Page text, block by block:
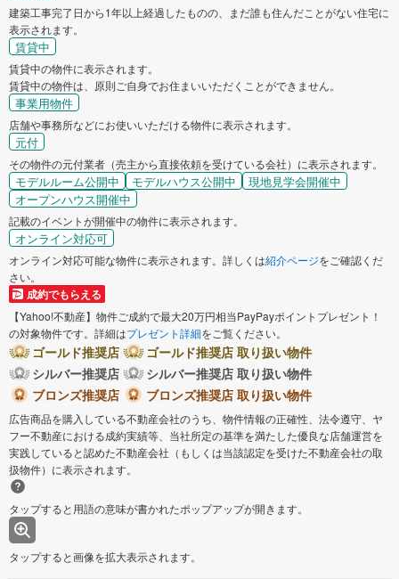
建築工事完了日から1年以上経過したものの、まだ誰も住んだことがない住宅に
表示されます。
賃貸中
賃貸中の物件に表示されます。
賃貸中の物件は、原則ご自身でお住まいいただくことができません。
事業用物件
店舗や事務所などにお使いいただける物件に表示されます。
元付
その物件の元付業者（売主から直接依頼を受けている会社）に表示されます。
モデルルーム公開中 モデルハウス公開中
現地見学会開催中
オープンハウス開催中
記載のイベントが開催中の物件に表示されます。
オンライン対応可
オンライン対応可能な物件に表示されます。詳しくは紹介ページをご確認くだ
さい。
成約でもらえる
【Yahoo!不動産】物件ご成約で最大20万円相当PayPayポイントプレゼント！
の対象物件です。詳細はプレゼント詳細をご覧ください。
ゴールド推奨店
ゴールド推奨店 取り扱い物件
シルバー推奨店
シルバー推奨店 取り扱い物件
ブロンズ推奨店
ブロンズ推奨店 取り扱い物件
広告商品を購入している不動産会社のうち、物件情報の正確性、法令遵守、ヤ
フー不動産における成約実績等、当社所定の基準を満たした優良な店舗運営を
実践していると認めた不動産会社（もしくは当該認定を受けた不動産会社の取
扱物件）に表示されます。
タップすると用語の意味が書かれたポップアップが開きます。
タップすると画像を拡大表示されます。